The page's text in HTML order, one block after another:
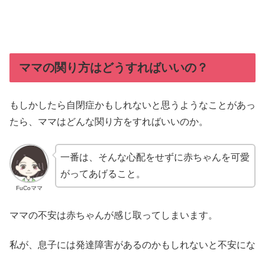
ママの関り方はどうすればいいの？
もしかしたら自閉症かもしれないと思うようなことがあっ
たら、ママはどんな関り方をすればいいのか。
FuCoママ
一番は、そんな心配をせずに赤ちゃんを可愛
がってあげること。
ママの不安は赤ちゃんが感じ取ってしまいます。
私が、息子には発達障害があるのかもしれないと不安にな